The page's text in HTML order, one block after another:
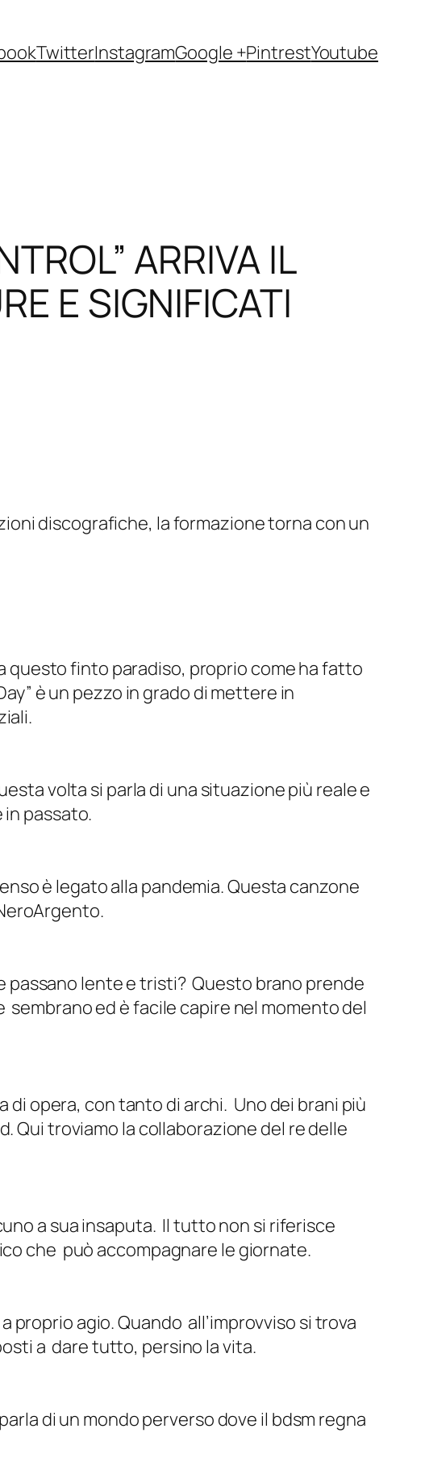
TwitterInstagramGoogle +PintrestYoutube
ARRIVA IL
E SIGNIFICATI
discografiche, la formazione torna con un
questo finto paradiso, proprio come ha fatto
è un pezzo in grado di mettere in
volta si parla di una situazione più reale e
passato.
è legato alla pandemia. Questa canzone
passano lente e tristi? Questo brano prende
ed è facile capire nel momento del
di opera, con tanto di archi. Uno dei brani più
Qui troviamo la collaborazione del re delle
a sua insaputa. Il tutto non si riferisce
che può accompagnare le giornate.
proprio agio. Quando all’improvviso si trova
a dare tutto, persino la vita.
di un mondo perverso dove il bdsm regna